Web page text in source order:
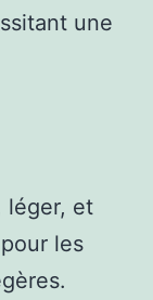
une
léger, et
les